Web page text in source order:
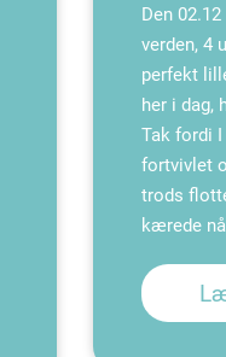
Den
verden, 4
perfekt
her i dag,
Tak fordi
fortvivlet
trods
kærede